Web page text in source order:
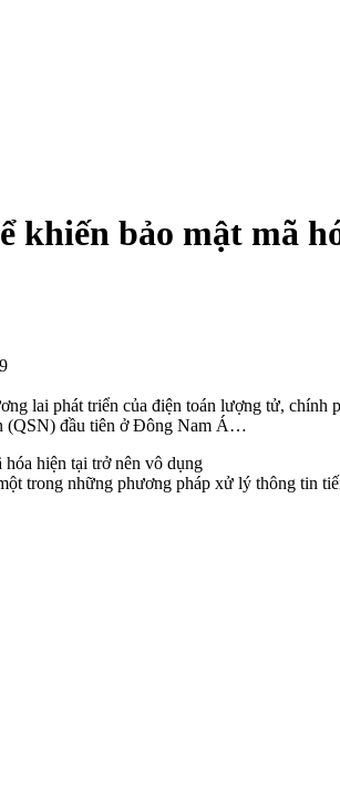
khiến bảo mật mã
lai phát triển của điện toán lượng tử, chính
(QSN) đầu tiên ở Đông Nam Á…
trong những phương pháp xử lý thông tin